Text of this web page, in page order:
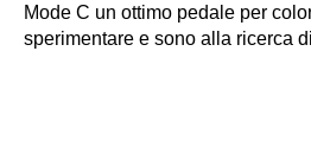
Mode C un ottimo pedale per
sperimentare e sono alla ricerca